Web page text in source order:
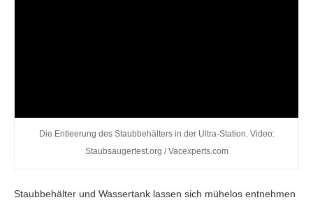
Die Entleerung des Staubbehälters in der Ultra-Station. Video:
Staubsaugertest.org / Vacexperts.com
Staubbehälter und Wassertank lassen sich mühelos entnehmen